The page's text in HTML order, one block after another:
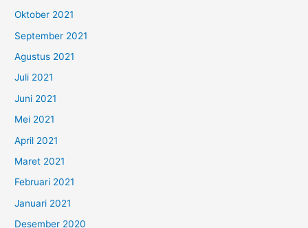
Oktober 2021
September 2021
Agustus 2021
Juli 2021
Juni 2021
Mei 2021
April 2021
Maret 2021
Februari 2021
Januari 2021
Desember 2020